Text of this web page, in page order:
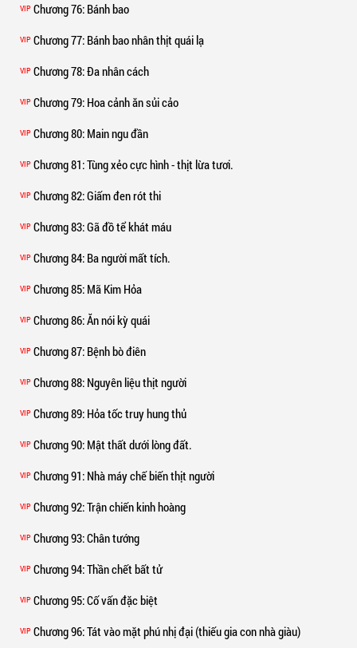
VIP Chương 76: Bánh bao
VIP Chương 77: Bánh bao nhân thịt quái lạ
VIP Chương 78: Đa nhân cách
VIP Chương 79: Hoa cảnh ăn sủi cảo
VIP Chương 80: Main ngu đần
VIP Chương 81: Tùng xẻo cực hình - thịt lừa tươi.
VIP Chương 82: Giấm đen rót thi
VIP Chương 83: Gã đồ tể khát máu
VIP Chương 84: Ba người mất tích.
VIP Chương 85: Mã Kim Hỏa
VIP Chương 86: Ăn nói kỳ quái
VIP Chương 87: Bệnh bò điên
VIP Chương 88: Nguyên liệu thịt người
VIP Chương 89: Hỏa tốc truy hung thủ
VIP Chương 90: Mật thất dưới lòng đất.
VIP Chương 91: Nhà máy chế biến thịt người
VIP Chương 92: Trận chiến kinh hoàng
VIP Chương 93: Chân tướng
VIP Chương 94: Thần chết bất tử
VIP Chương 95: Cố vấn đặc biệt
VIP Chương 96: Tát vào mặt phú nhị đại (thiếu gia con nhà giàu)